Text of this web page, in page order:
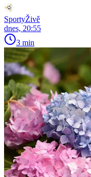
SportyŽivě
dnes, 20:55
3 min